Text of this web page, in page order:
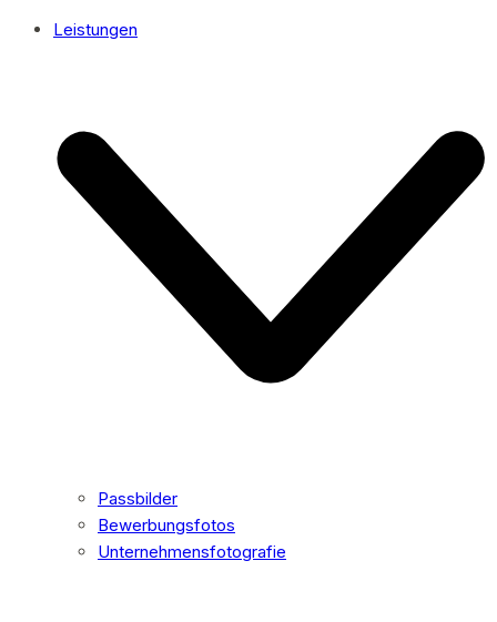
Leistungen
Passbilder
Bewerbungsfotos
Unternehmensfotografie